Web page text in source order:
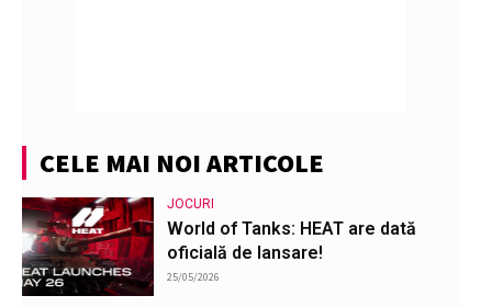
CELE MAI NOI ARTICOLE
JOCURI
World of Tanks: HEAT are dată
oficială de lansare!
25/05/2026